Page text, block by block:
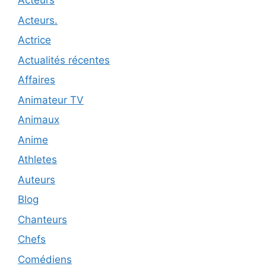
Acteurs.
Actrice
Actualités récentes
Affaires
Animateur TV
Animaux
Anime
Athletes
Auteurs
Blog
Chanteurs
Chefs
Comédiens